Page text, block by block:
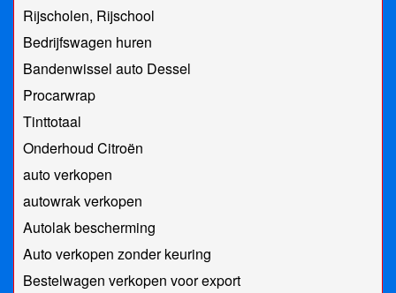
Rijscholen, Rijschool
Bedrijfswagen huren
Bandenwissel auto Dessel
Procarwrap
Tinttotaal
Onderhoud Citroën
auto verkopen
autowrak verkopen
Autolak bescherming
Auto verkopen zonder keuring
Bestelwagen verkopen voor export